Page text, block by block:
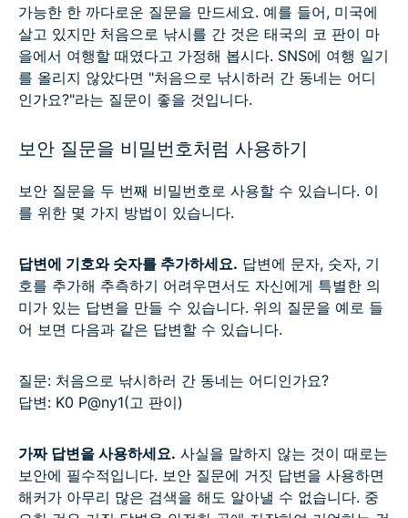
가능한 한 까다로운 질문을 만드세요. 예를 들어, 미국에
살고 있지만 처음으로 낚시를 간 것은 태국의 코 판이 마
을에서 여행할 때였다고 가정해 봅시다. SNS에 여행 일기
를 올리지 않았다면 "처음으로 낚시하러 간 동네는 어디
인가요?"라는 질문이 좋을 것입니다.
보안 질문을 비밀번호처럼 사용하기
보안 질문을 두 번째 비밀번호로 사용할 수 있습니다. 이
를 위한 몇 가지 방법이 있습니다.
답변에 기호와 숫자를 추가하세요. 답변에 문자, 숫자, 기
호를 추가해 추측하기 어려우면서도 자신에게 특별한 의
미가 있는 답변을 만들 수 있습니다. 위의 질문을 예로 들
어 보면 다음과 같은 답변할 수 있습니다.
질문: 처음으로 낚시하러 간 동네는 어디인가요?
답변: K0 P@ny1(고 판이)
가짜 답변을 사용하세요. 사실을 말하지 않는 것이 때로는
보안에 필수적입니다. 보안 질문에 거짓 답변을 사용하면
해커가 아무리 많은 검색을 해도 알아낼 수 없습니다. 중